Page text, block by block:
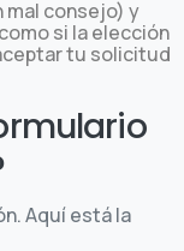
consejo) y
si la elección
tu solicitud
Aquí está la